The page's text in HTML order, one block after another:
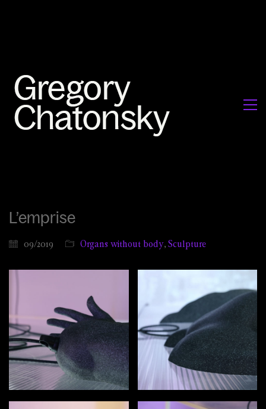
L’emprise
09/2019 Organs without body, Sculpture